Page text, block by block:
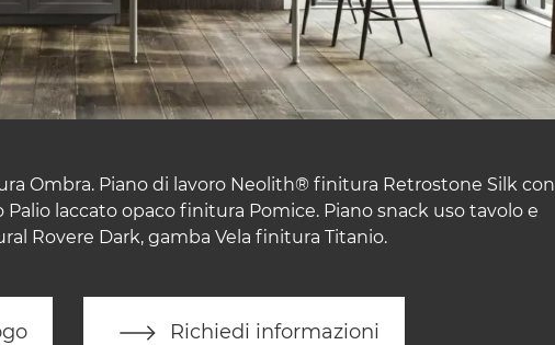
Ombra. Piano di lavoro Neolith® finitura Retrostone Silk con
laccato opaco finitura Pomice. Piano snack uso tavolo e
Rovere Dark, gamba Vela finitura Titanio.
Richiedi informazioni